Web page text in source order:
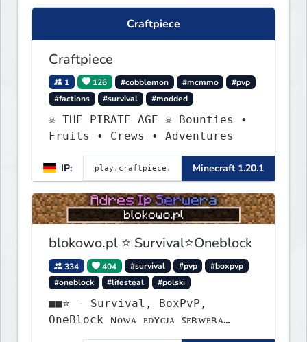
Craftpiece
Craftpiece
1 126 #cobblemon #mcmmo
#pvp
#factions
#survival #modded
☠ THE PIRATE AGE ☠ Bounties •
Fruits • Crews • Adventures
IP: Minecraft 1.20.1
blokowo.pl ⭐ Survival⭐Oneblock
334 404 #survival #pvp
#boxpvp
#oneblock
#lifesteal #polski
■■⭐ - Survival, BoxPvP,
OneBlock ɴᴏᴡᴀ ᴇᴅʏᴄᴊᴀ ꜱᴇʀᴡᴇʀᴀ
ᴡʏꜱᴛᴀʀᴛᴏᴡᴀʟᴀ!